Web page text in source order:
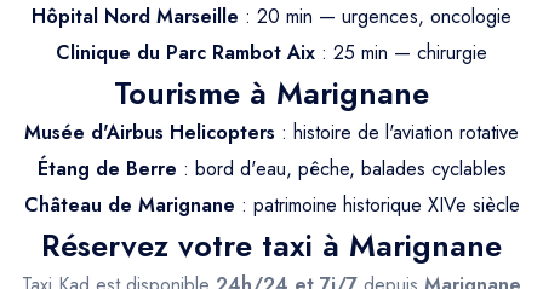
Hôpital Nord Marseille : 20 min — urgences, oncologie
Clinique du Parc Rambot Aix : 25 min — chirurgie
Tourisme à Marignane
Musée d'Airbus Helicopters : histoire de l'aviation rotative
Étang de Berre : bord d'eau, pêche, balades cyclables
Château de Marignane : patrimoine historique XIVe siècle
Réservez votre taxi à Marignane